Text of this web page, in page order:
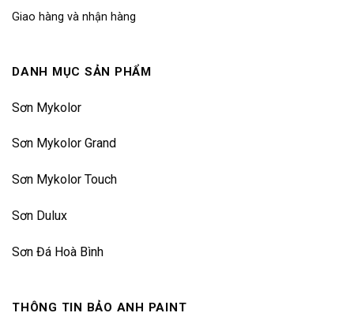
Giao hàng và nhận hàng
DANH MỤC SẢN PHẨM
Sơn Mykolor
Sơn Mykolor Grand
Sơn Mykolor Touch
Sơn Dulux
Sơn Đá Hoà Bình
THÔNG TIN BẢO ANH PAINT